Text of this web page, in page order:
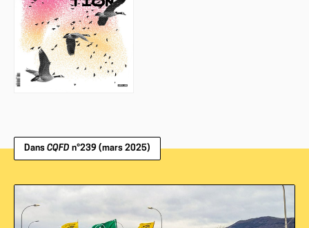
Dans CQFD n°239 (mars 2025)